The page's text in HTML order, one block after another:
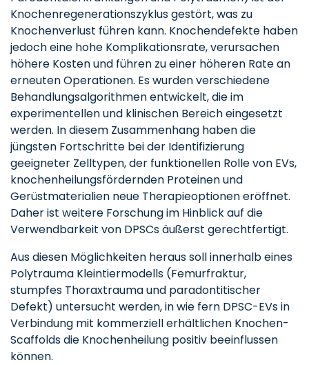
Knochenregenerationszyklus gestört, was zu
Knochenverlust führen kann. Knochendefekte haben
jedoch eine hohe Komplikationsrate, verursachen
höhere Kosten und führen zu einer höheren Rate an
erneuten Operationen. Es wurden verschiedene
Behandlungsalgorithmen entwickelt, die im
experimentellen und klinischen Bereich eingesetzt
werden. In diesem Zusammenhang haben die
jüngsten Fortschritte bei der Identifizierung
geeigneter Zelltypen, der funktionellen Rolle von EVs,
knochenheilungsfördernden Proteinen und
Gerüstmaterialien neue Therapieoptionen eröffnet.
Daher ist weitere Forschung im Hinblick auf die
Verwendbarkeit von DPSCs äußerst gerechtfertigt.
Aus diesen Möglichkeiten heraus soll innerhalb eines
Polytrauma Kleintiermodells (Femurfraktur,
stumpfes Thoraxtrauma und paradontitischer
Defekt) untersucht werden, in wie fern DPSC-EVs in
Verbindung mit kommerziell erhältlichen Knochen-
Scaffolds die Knochenheilung positiv beeinflussen
können.